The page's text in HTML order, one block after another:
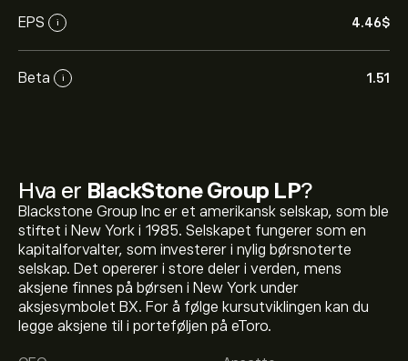
EPS i 4.46‎$‎
Beta i 1.51
Hva er BlackStone Group LP?
Blackstone Group Inc er et amerikansk selskap, som ble
stiftet i New York i 1985. Selskapet fungerer som en
kapitalforvalter, som investerer i nylig børsnoterte
selskap. Det opererer i store deler i verden, mens
aksjene finnes på børsen i New York under
aksjesymbolet BX. For å følge kursutviklingen kan du
legge aksjene til i porteføljen på eToro.
Den nåværende prisen på BX er 137.13‎$‎.